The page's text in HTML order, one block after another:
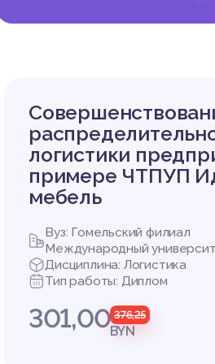
ло
И ЕЕ В
пото
логистики
примере ЧТПУП
мебель
Вуз: Гомельский филиал
Международный
Дисциплина: Логистика
Тип работы: Диплом
301,00 376,25
BYN